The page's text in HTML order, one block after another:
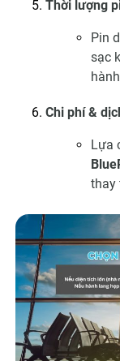
Thời lượng
Pin
sạc
Chi phí &
Lựa
thay